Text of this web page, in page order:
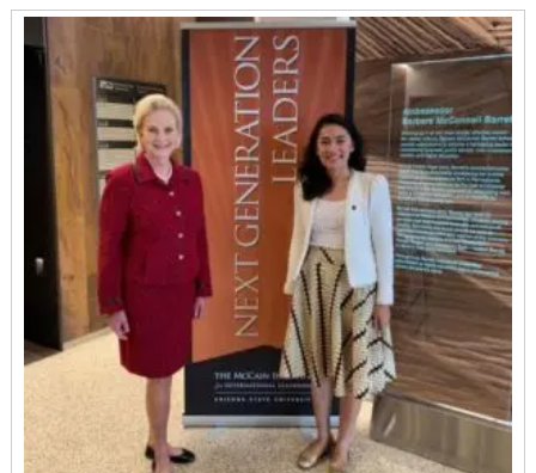
Simarmata
Terpilih
Sebagai
Next
Generation
Leader
Pertama
Dari
Indonesia